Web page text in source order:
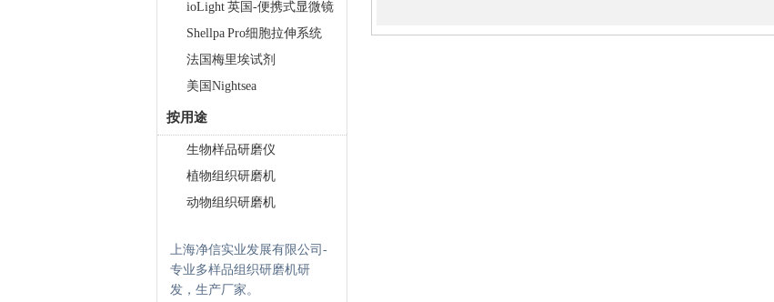
ioLight 英国-便携式显微镜
Shellpa Pro细胞拉伸系统
法国梅里埃试剂
美国Nightsea
按用途
生物样品研磨仪
植物组织研磨机
动物组织研磨机
上海净信实业发展有限公司-
专业多样品组织研磨机研
发，生产厂家。
单细胞悬液制备仪 JX-DLDXB-
单细胞悬液制备仪 JX-DLDXB-
8